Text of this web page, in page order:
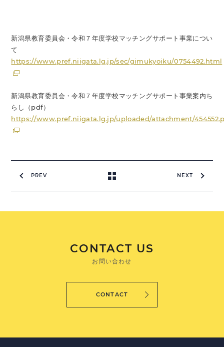
新潟県教育委員会・令和７年度学校マッチングサポート事業につい
て
https://www.pref.niigata.lg.jp/sec/gimukyoiku/0754492.html
新潟県教育委員会・令和７年度学校マッチングサポート事業案内ち
らし（pdf）
https://www.pref.niigata.lg.jp/uploaded/attachment/
PREV NEXT
CONTACT US
お問い合わせ
CONTACT